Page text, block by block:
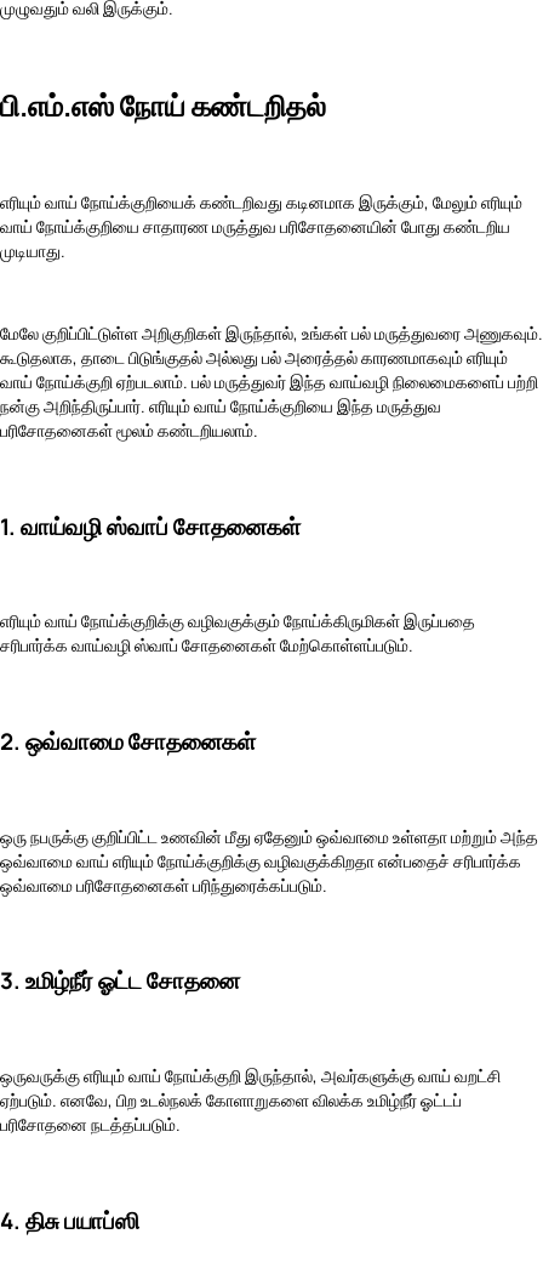
முழுவதும் வலி இருக்கும்.
பி.எம்.எஸ் நோய் கண்டறிதல்
எரியும் வாய் நோய்க்குறியைக் கண்டறிவது கடினமாக இருக்கும், மேலும் எரியும்
வாய் நோய்க்குறியை சாதாரண மருத்துவ பரிசோதனையின் போது கண்டறிய
முடியாது.
மேலே குறிப்பிட்டுள்ள அறிகுறிகள் இருந்தால், உங்கள் பல் மருத்துவரை அணுகவும்.
கூடுதலாக, தாடை பிடுங்குதல் அல்லது பல் அரைத்தல் காரணமாகவும் எரியும்
வாய் நோய்க்குறி ஏற்படலாம். பல் மருத்துவர் இந்த வாய்வழி நிலைமைகளைப் பற்றி
நன்கு அறிந்திருப்பார். எரியும் வாய் நோய்க்குறியை இந்த மருத்துவ
பரிசோதனைகள் மூலம் கண்டறியலாம்.
1. வாய்வழி ஸ்வாப் சோதனைகள்
எரியும் வாய் நோய்க்குறிக்கு வழிவகுக்கும் நோய்க்கிருமிகள் இருப்பதை
சரிபார்க்க வாய்வழி ஸ்வாப் சோதனைகள் மேற்கொள்ளப்படும்.
2. ஒவ்வாமை சோதனைகள்
ஒரு நபருக்கு குறிப்பிட்ட உணவின் மீது ஏதேனும் ஒவ்வாமை உள்ளதா மற்றும் அந்த
ஒவ்வாமை வாய் எரியும் நோய்க்குறிக்கு வழிவகுக்கிறதா என்பதைச் சரிபார்க்க
ஒவ்வாமை பரிசோதனைகள் பரிந்துரைக்கப்படும்.
3. உமிழ்நீர் ஓட்ட சோதனை
ஒருவருக்கு எரியும் வாய் நோய்க்குறி இருந்தால், அவர்களுக்கு வாய் வறட்சி
ஏற்படும். எனவே, பிற உடல்நலக் கோளாறுகளை விலக்க உமிழ்நீர் ஓட்டப்
பரிசோதனை நடத்தப்படும்.
4. திசு பயாப்ஸி